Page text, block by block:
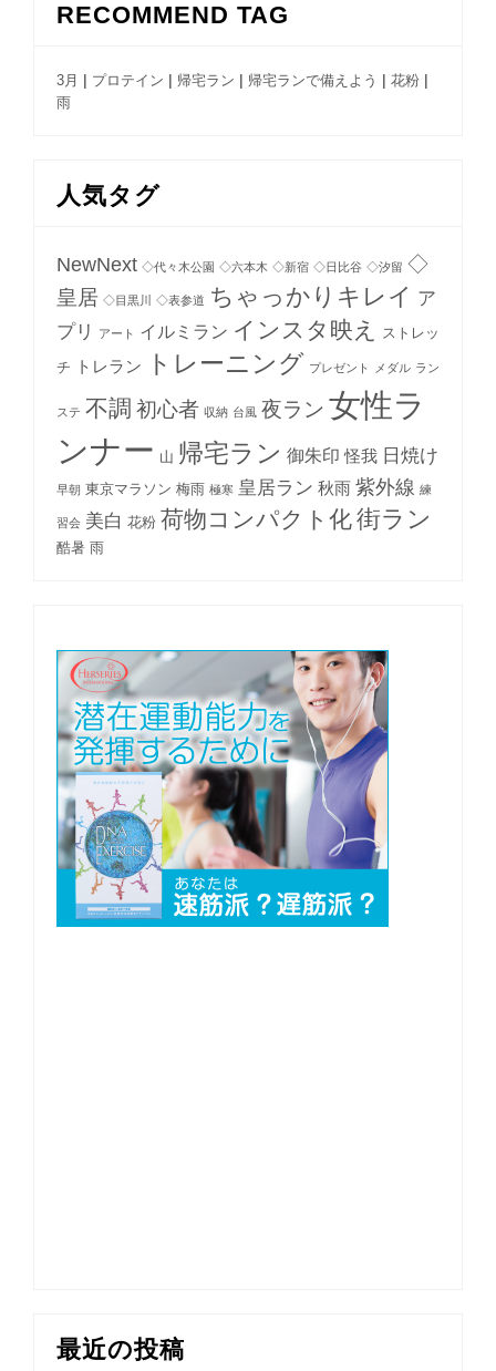
RECOMMEND TAG
3月 | プロテイン | 帰宅ラン | 帰宅ランで備えよう | 花粉 |
雨
人気タグ
NewNext ◇代々木公園 ◇六本木 ◇新宿 ◇日比谷 ◇汐留 ◇
皇居 ◇目黒川 ◇表参道 ちゃっかりキレイ ア
プリ
アート イルミラン インスタ映え ストレッ
チ トレラン トレーニング プレゼント メダル ラン
ステ 不調 初心者 収納 台風 夜ラン 女性ラ
ンナー 山 帰宅ラン 御朱印 怪我 日焼け
早朝 東京マラソン 梅雨 極寒 皇居ラン 秋雨 紫外線 練
習会 美白 花粉 荷物コンパクト化街ラン
酷暑 雨
最近の投稿